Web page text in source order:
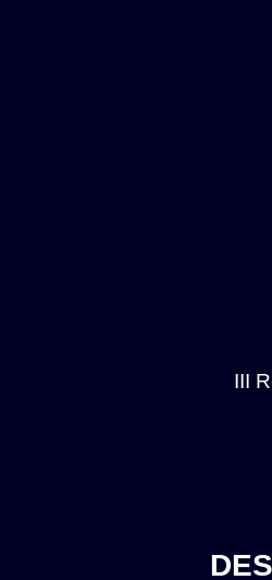
III